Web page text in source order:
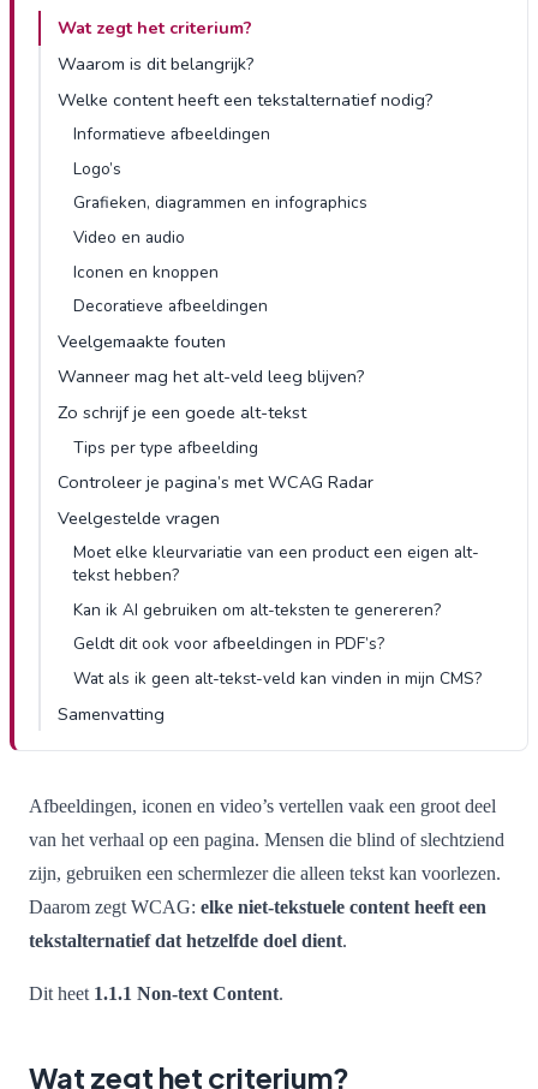
Wat zegt het criterium?
Waarom is dit belangrijk?
Welke content heeft een tekstalternatief nodig?
Informatieve afbeeldingen
Logo’s
Grafieken, diagrammen en infographics
Video en audio
Iconen en knoppen
Decoratieve afbeeldingen
Veelgemaakte fouten
Wanneer mag het alt-veld leeg blijven?
Zo schrijf je een goede alt-tekst
Tips per type afbeelding
Controleer je pagina’s met WCAG Radar
Veelgestelde vragen
Moet elke kleurvariatie van een product een eigen alt-
tekst hebben?
Kan ik AI gebruiken om alt-teksten te genereren?
Geldt dit ook voor afbeeldingen in PDF’s?
Wat als ik geen alt-tekst-veld kan vinden in mijn CMS?
Samenvatting
Afbeeldingen, iconen en video’s vertellen vaak een groot deel
van het verhaal op een pagina. Mensen die blind of slechtziend
zijn, gebruiken een schermlezer die alleen tekst kan voorlezen.
Daarom zegt WCAG: elke niet-tekstuele content heeft een
tekstalternatief dat hetzelfde doel dient.
Dit heet 1.1.1 Non-text Content.
Wat zegt het criterium?